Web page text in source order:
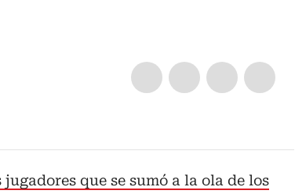
que se sumó a la ola de los